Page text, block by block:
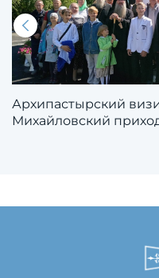
Архипастырский
Михайловский